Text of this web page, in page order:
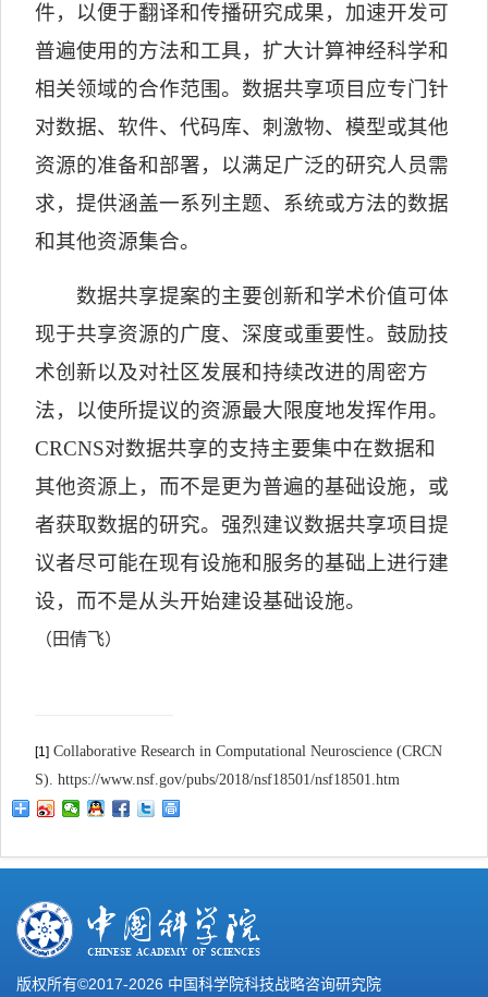
件，以便于翻译和传播研究成果，加速开发可
普遍使用的方法和工具，扩大计算神经科学和
相关领域的合作范围。数据共享项目应专门针
对数据、软件、代码库、刺激物、模型或其他
资源的准备和部署，以满足广泛的研究人员需
求，提供涵盖一系列主题、系统或方法的数据
和其他资源集合。
数据共享提案的主要创新和学术价值可体
现于共享资源的广度、深度或重要性。鼓励技
术创新以及对社区发展和持续改进的周密方
法，以使所提议的资源最大限度地发挥作用。
CRCNS对数据共享的支持主要集中在数据和
其他资源上，而不是更为普遍的基础设施，或
者获取数据的研究。强烈建议数据共享项目提
议者尽可能在现有设施和服务的基础上进行建
设，而不是从头开始建设基础设施。
（田倩飞）
[1] Collaborative Research in Computational Neuroscience (CRCN
S). https://www.nsf.gov/pubs/2018/nsf18501/nsf18501.htm
版权所有©2017-2026 中国科学院科技战略咨询研究院